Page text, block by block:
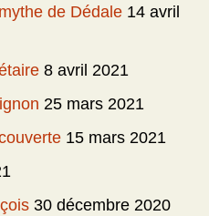
de Dédale 14 avril
8 avril 2021
25 mars 2021
15 mars 2021
30 décembre 2020